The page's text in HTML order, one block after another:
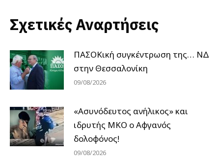
Σχετικές Αναρτήσεις
ΠΑΣΟΚική συγκέντρωση της… ΝΔ
στην Θεσσαλονίκη
09/08/2026
«Ασυνόδευτος ανήλικος» και
ιδρυτής ΜΚΟ ο Αφγανός
δολοφόνος!
09/08/2026